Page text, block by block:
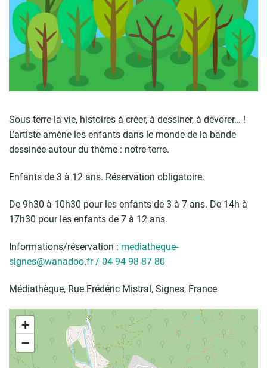
Sous terre la vie, histoires à créer, à dessiner, à dévorer… !
L’artiste amène les enfants dans le monde de la bande
dessinée autour du thème : notre terre.
Enfants de 3 à 12 ans. Réservation obligatoire.
De 9h30 à 10h30 pour les enfants de 3 à 7 ans. De 14h à
17h30 pour les enfants de 7 à 12 ans.
Informations/réservation : mediatheque-
signes@wanadoo.fr / 04 94 98 87 80
Médiathèque, Rue Frédéric Mistral, Signes, France
+
−